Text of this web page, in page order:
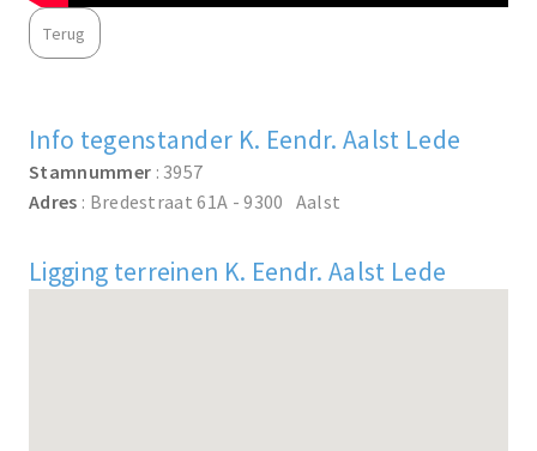
Terug
Info tegenstander K. Eendr. Aalst Lede
Stamnummer : 3957
Adres : Bredestraat 61A - 9300 Aalst
Ligging terreinen K. Eendr. Aalst Lede